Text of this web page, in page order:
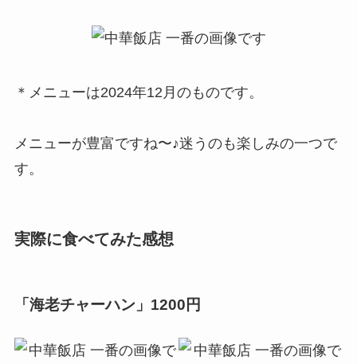
＊メニューは2024年12月のものです。
メニューが豊富ですね〜♪迷うのも楽しみの一つで
す。
実際に食べてみた感想
「海老チャーハン」1200円